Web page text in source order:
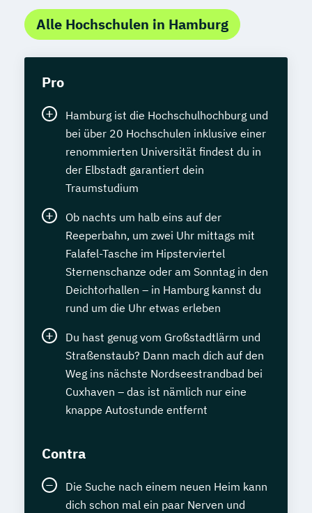
Alle Hochschulen in Hamburg
Pro
Hamburg ist die Hochschulhochburg und
bei über 20 Hochschulen inklusive einer
renommierten Universität findest du in
der Elbstadt garantiert dein
Traumstudium
Ob nachts um halb eins auf der
Reeperbahn, um zwei Uhr mittags mit
Falafel-Tasche im Hipsterviertel
Sternenschanze oder am Sonntag in den
Deichtorhallen – in Hamburg kannst du
rund um die Uhr etwas erleben
Du hast genug vom Großstadtlärm und
Straßenstaub? Dann mach dich auf den
Weg ins nächste Nordseestrandbad bei
Cuxhaven – das ist nämlich nur eine
knappe Autostunde entfernt
Contra
Die Suche nach einem neuen Heim kann
dich schon mal ein paar Nerven und